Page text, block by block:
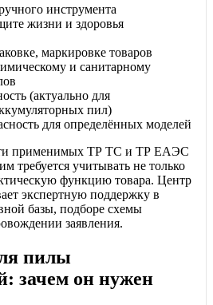
инструмента
жизни и здоровья
маркировке товаров
и санитарному
(актуально для
пил)
для определённых моделей
применимых ТР ТС и ТР ЕАЭС
требуется учитывать не только
функцию товара. Центр
экспертную поддержку в
базы, подборе схемы
заявления.
пилы
зачем он нужен